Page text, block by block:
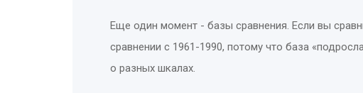
Еще один момент - базы сравнения. Если вы
сравнении с 1961-1990, потому что база
о разных шкалах.